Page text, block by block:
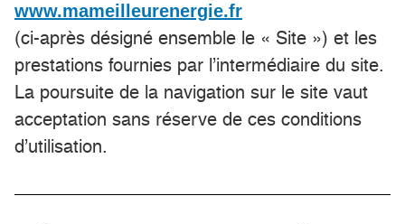
www.mameilleurenergie.fr
(ci-après désigné ensemble le « Site ») et les
prestations fournies par l’intermédiaire du site.
La poursuite de la navigation sur le site vaut
acceptation sans réserve de ces conditions
d’utilisation.